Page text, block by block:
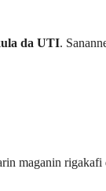
da UTI.
maganin